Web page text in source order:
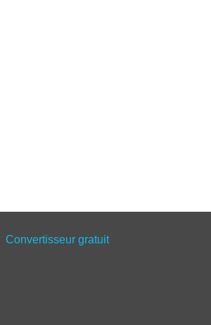
Convertisseur gratuit